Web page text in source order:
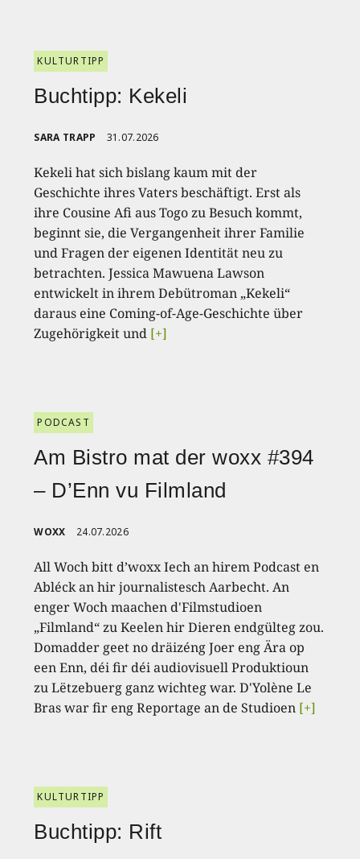
KULTURTIPP
Buchtipp: Kekeli
SARA TRAPP 31.07.2026
Kekeli hat sich bislang kaum mit der
Geschichte ihres Vaters beschäftigt. Erst als
ihre Cousine Afi aus Togo zu Besuch kommt,
beginnt sie, die Vergangenheit ihrer Familie
und Fragen der eigenen Identität neu zu
betrachten. Jessica Mawuena Lawson
entwickelt in ihrem Debütroman „Kekeli“
daraus eine Coming-of-Age-Geschichte über
Zugehörigkeit und [+]
PODCAST
Am Bistro mat der woxx #394
– D’Enn vu Filmland
WOXX 24.07.2026
All Woch bitt d’woxx Iech an hirem Podcast en
Abléck an hir journalistesch Aarbecht. An
enger Woch maachen d'Filmstudioen
„Filmland“ zu Keelen hir Dieren endgülteg zou.
Domadder geet no dräizéng Joer eng Ära op
een Enn, déi fir déi audiovisuell Produktioun
zu Lëtzebuerg ganz wichteg war. D'Yolène Le
Bras war fir eng Reportage an de Studioen [+]
KULTURTIPP
Buchtipp: Rift